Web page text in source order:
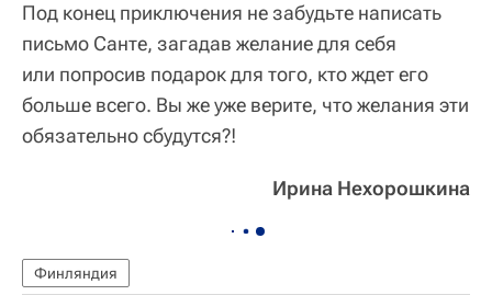
Под конец приключения не забудьте написать
письмо Санте, загадав желание для себя
или попросив подарок для того, кто ждет его
больше всего. Вы же уже верите, что желания эти
обязательно сбудутся?!
Ирина Нехорошкина
Финляндия